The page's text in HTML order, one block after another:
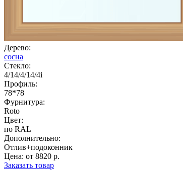
Дерево:
сосна
Стекло:
4/14/4/14/4i
Профиль:
78*78
Фурнитура:
Roto
Цвет:
по RAL
Дополнительно:
Отлив+подоконник
Цена: от 8820 р.
Заказать товар